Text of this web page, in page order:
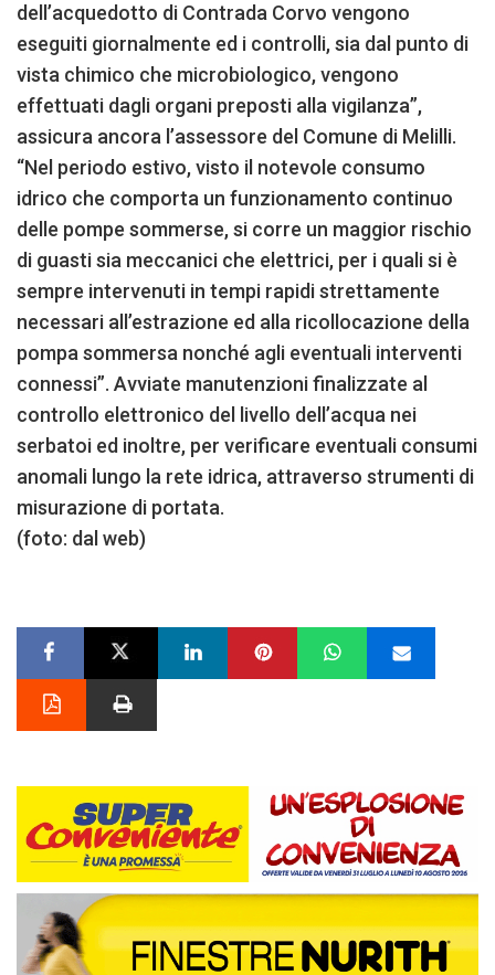
dell’acquedotto di Contrada Corvo vengono
eseguiti giornalmente ed i controlli, sia dal punto di
vista chimico che microbiologico, vengono
effettuati dagli organi preposti alla vigilanza”,
assicura ancora l’assessore del Comune di Melilli.
“Nel periodo estivo, visto il notevole consumo
idrico che comporta un funzionamento continuo
delle pompe sommerse, si corre un maggior rischio
di guasti sia meccanici che elettrici, per i quali si è
sempre intervenuti in tempi rapidi strettamente
necessari all’estrazione ed alla ricollocazione della
pompa sommersa nonché agli eventuali interventi
connessi”. Avviate manutenzioni finalizzate al
controllo elettronico del livello dell’acqua nei
serbatoi ed inoltre, per verificare eventuali consumi
anomali lungo la rete idrica, attraverso strumenti di
misurazione di portata.
(foto: dal web)